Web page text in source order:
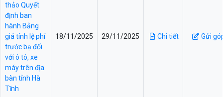
thảo Quyết
định ban
hành Bảng
giá tính lệ phí
trước bạ đối
với ô tô, xe
máy trên địa
bàn tỉnh Hà
Tĩnh
18/11/2025 29/11/2025 Chi tiết Gửi